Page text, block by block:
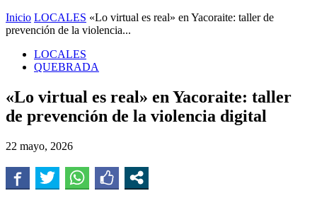
Inicio LOCALES «Lo virtual es real» en Yacoraite: taller de
prevención de la violencia...
LOCALES
QUEBRADA
«Lo virtual es real» en Yacoraite: taller
de prevención de la violencia digital
22 mayo, 2026